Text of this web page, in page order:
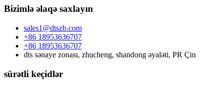
Bizimlə əlaqə saxlayın
sales1@dtszb.com
+86 18953636707
+86 18953636707
dts sənaye zonası, zhucheng, shandong əyaləti, PR Çin
sürətli keçidlər